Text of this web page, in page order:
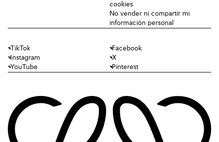
cookies
No vender ni compartir mi
información personal
TikTok
Facebook
Instagram
X
YouTube
Pinterest